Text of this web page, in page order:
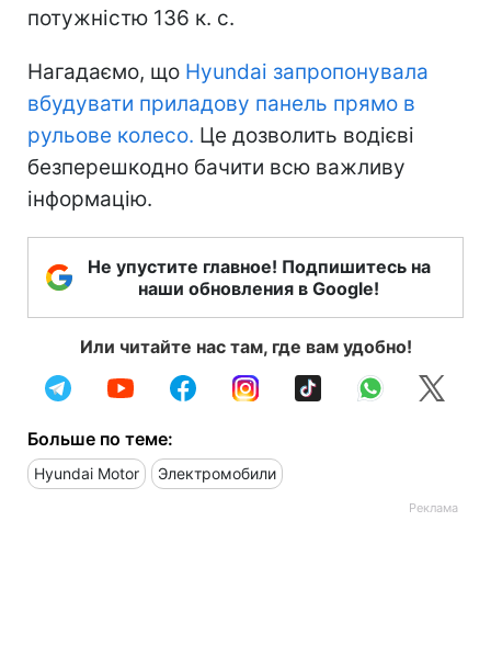
потужністю 136 к. с.
Нагадаємо, що Hyundai запропонувала
вбудувати приладову панель прямо в
рульове колесо. Це дозволить водієві
безперешкодно бачити всю важливу
інформацію.
Не упустите главное! Подпишитесь на
наши обновления в Google!
Или читайте нас там, где вам удобно!
Больше по теме:
Hyundai Motor Электромобили